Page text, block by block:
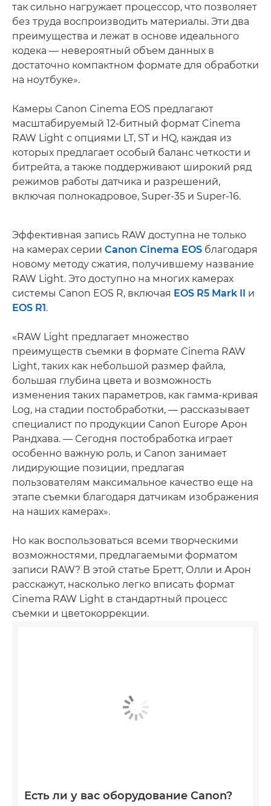
так сильно нагружает процессор, что позволяет
без труда воспроизводить материалы. Эти два
преимущества и лежат в основе идеального
кодека — невероятный объем данных в
достаточно компактном формате для обработки
на ноутбуке».
Камеры Canon Cinema EOS предлагают
масштабируемый 12-битный формат Cinema
RAW Light с опциями LT, ST и HQ, каждая из
которых предлагает особый баланс четкости и
битрейта, а также поддерживают широкий ряд
режимов работы датчика и разрешений,
включая полнокадровое, Super-35 и Super-16.
Эффективная запись RAW доступна не только
на камерах серии Canon Cinema EOS благодаря
новому методу сжатия, получившему название
RAW Light. Это доступно на многих камерах
системы Canon EOS R, включая EOS R5 Mark II и
EOS R1.
«RAW Light предлагает множество
преимуществ съемки в формате Cinema RAW
Light, таких как небольшой размер файла,
большая глубина цвета и возможность
изменения таких параметров, как гамма-кривая
Log, на стадии постобработки, — рассказывает
специалист по продукции Canon Europe Арон
Рандхава. — Сегодня постобработка играет
особенно важную роль, и Canon занимает
лидирующие позиции, предлагая
пользователям максимальное качество еще на
этапе съемки благодаря датчикам изображения
на наших камерах».
Но как воспользоваться всеми творческими
возможностями, предлагаемыми форматом
записи RAW? В этой статье Бретт, Олли и Арон
расскажут, насколько легко вписать формат
Cinema RAW Light в стандартный процесс
съемки и цветокоррекции.
Есть ли у вас оборудование Canon?